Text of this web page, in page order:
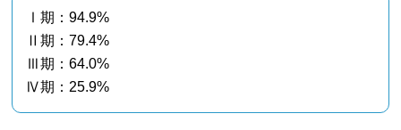
Ⅰ期：94.9%
Ⅱ期：79.4%
Ⅲ期：64.0%
Ⅳ期：25.9%